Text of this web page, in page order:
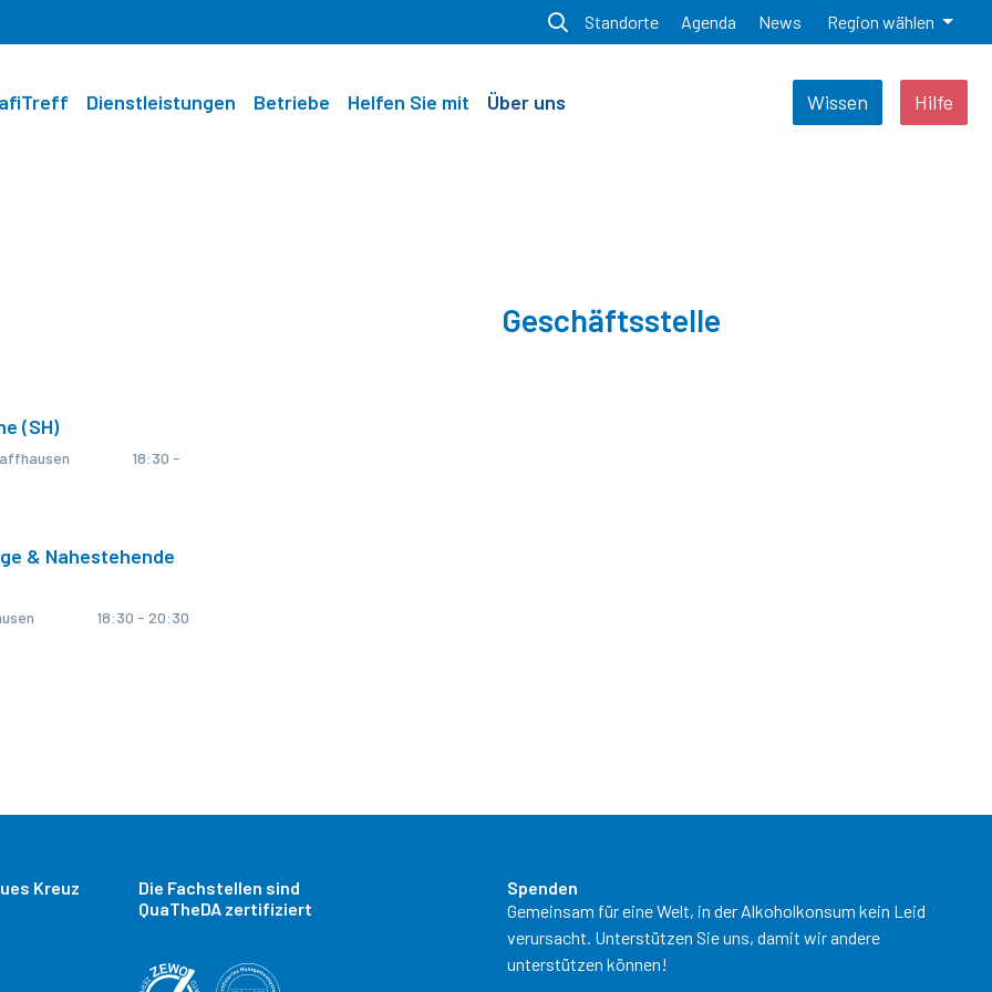
Standorte Agenda News Region wählen
Dienstleistungen Betriebe Helfen Sie mit Über uns Wissen Hilfe
(SH)
18:30 -
& Nahestehende
18:30 - 20:30
Geschäftsstelle
Kreuz
Die Fachstellen sind
QuaTheDA zertifiziert
Spenden
Gemeinsam für eine Welt, in der Alkoholkonsum kein Leid
verursacht. Unterstützen Sie uns, damit wir andere
unterstützen können!